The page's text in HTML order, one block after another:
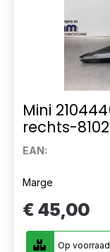
Mini
rechts-
EAN:
Marge
€ 45,00
Op voorraad